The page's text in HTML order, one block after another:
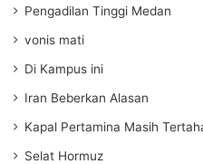
Pengadilan Tinggi Medan
vonis mati
Di Kampus ini
Iran Beberkan Alasan
Kapal Pertamina Masih
Selat Hormuz